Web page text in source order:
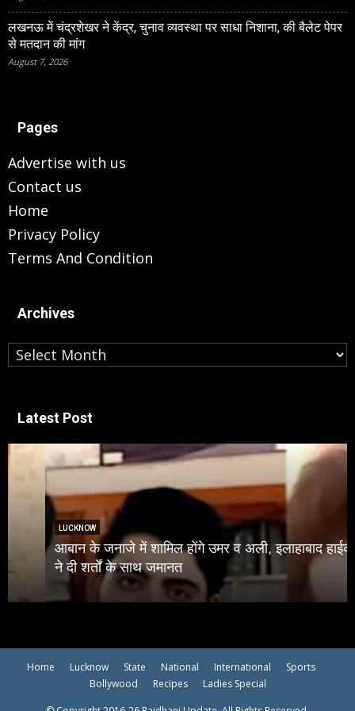
लखनऊ में चंद्रशेखर ने केंद्र, चुनाव व्यवस्था पर साधा निशाना, की बैलेट पेपर
से मतदान की मांग
August 7, 2026
Pages
Advertise with us
Contact us
Home
Privacy Policy
Terms And Condition
Archives
Archives
Latest Post
आबान के जनाजे में शामिल होंगे उमर व अली, इलाहाबाद हाईकोर्ट
ने दी शर्तों के साथ जमानत
Home Lucknow State National International
Sports
Bollywood
Recipes
Ladies Special